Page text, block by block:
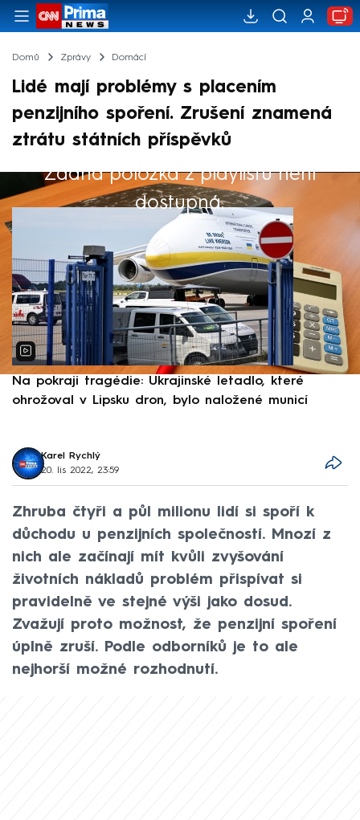
Domů Zprávy Domácí
Lidé mají problémy s placením
penzijního spoření. Zrušení znamená
ztrátu státních příspěvků
Žádná položka z playlistu není
dostupná.
Výběr redakce
Na pokraji tragédie: Ukrajinské letadlo, které
ohrožoval v Lipsku dron, bylo naložené municí
Karel Rychlý
20. lis 2022, 23:59
Zhruba čtyři a půl milionu lidí si spoří k
důchodu u penzijních společností. Mnozí z
nich ale začínají mít kvůli zvyšování
životních nákladů problém přispívat si
pravidelně ve stejné výši jako dosud.
Zvažují proto možnost, že penzijní spoření
úplně zruší. Podle odborníků je to ale
nejhorší možné rozhodnutí.